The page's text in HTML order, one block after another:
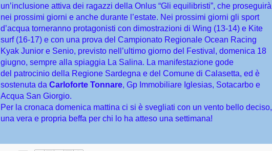
un’inclusione attiva dei ragazzi della Onlus “Gli equilibristi”, che proseguirà
nei prossimi giorni e anche durante l’estate. Nei prossimi giorni gli sport
d’acqua torneranno protagonisti con dimostrazioni di Wing (13-14) e Kite
surf (16-17) e con una prova del Campionato Regionale Ocean Racing
Kyak Junior e Senio, previsto nell’ultimo giorno del Festival, domenica 18
giugno, sempre alla spiaggia La Salina. La manifestazione gode
del patrocinio della Regione Sardegna e del Comune di Calasetta, ed è
sostenuta da Carloforte Tonnare, Gp Immobiliare Iglesias, Sotacarbo e
Acqua San Giorgio.
Per la cronaca domenica mattina ci si è svegliati con un vento bello deciso,
una vera e propria beffa per chi lo ha atteso una settimana!